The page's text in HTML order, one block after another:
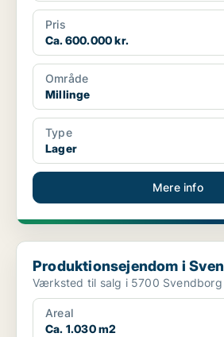
Pris
Ca. 600.000 kr.
Område
Millinge
Type
Lager
Mere info
Produktionsejendom i Svendborg
Produktionsejendom i
Værksted til salg i 5700 Svendborg
Areal
Ca. 1.030 m2